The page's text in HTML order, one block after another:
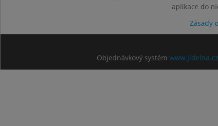
aplikace do
Zásady
Objednávkový systém www.jidelna.cz